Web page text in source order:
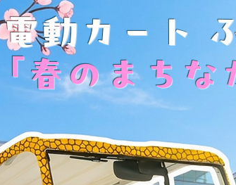
電動カート
「春のまち